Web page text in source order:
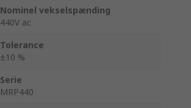
Nominel vekselspænding
440V ac
Tolerance
±10 %
Serie
MRP440